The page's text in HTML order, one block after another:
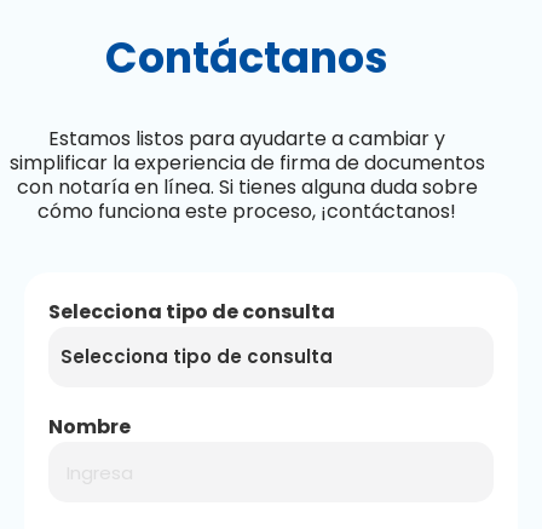
Contáctanos
Estamos listos para ayudarte a cambiar y
simplificar la experiencia de firma de documentos
con notaría en línea. Si tienes alguna duda sobre
cómo funciona este proceso, ¡contáctanos!
Selecciona tipo de consulta
Nombre